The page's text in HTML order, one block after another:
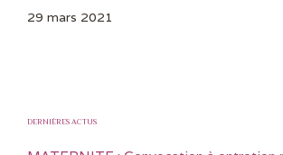
29 mars 2021
DERNIÈRES ACTUS